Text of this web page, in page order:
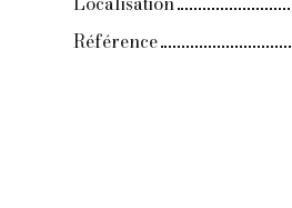
Référence